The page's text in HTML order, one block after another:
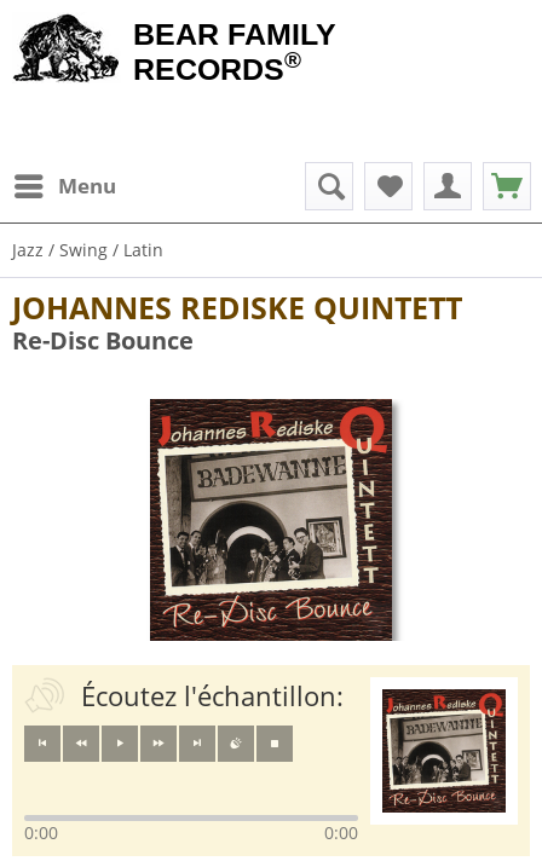
BEAR FAMILY
RECORDS®
Menu
Jazz / Swing / Latin
JOHANNES REDISKE QUINTETT
Re-Disc Bounce
Écoutez l'échantillon:
0:00 0:00